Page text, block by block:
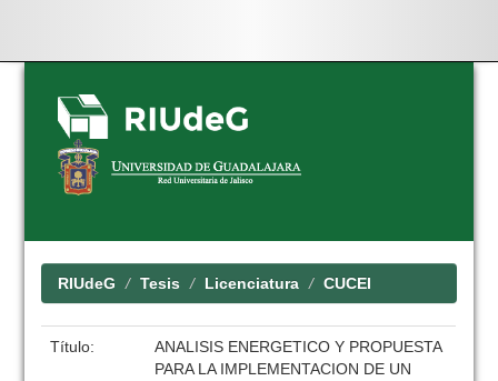
Skip
navigation
RIUdeG Tesis Licenciatura CUCEI
Título:
ANALISIS ENERGETICO Y PROPUESTA
PARA LA IMPLEMENTACION DE UN